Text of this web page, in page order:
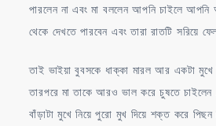
পারলেন না এবং মা বললেন আপনি চাইলে
থেকে দেখতে পারবেন এবং তারা রাতটি সরিয়ে
তাই ভাইয়া বুবসকে ধাক্কা মারল আর একটা মুখে
তারপরে মা তাকে আরও ভাল করে চুষতে চাইলেন
বাঁড়াটা মুখে নিয়ে পুরো মুখ দিয়ে শক্ত করে